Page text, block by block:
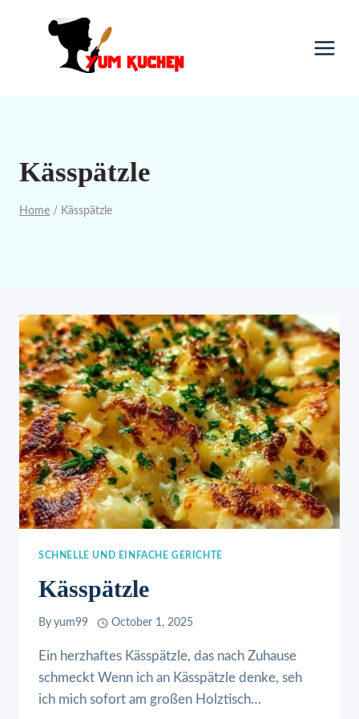
Kässpätzle
Home / Kässpätzle
SCHNELLE UND EINFACHE GERICHTE
Kässpätzle
By yum99 October 1, 2025
Ein herzhaftes Kässpätzle, das nach Zuhause
schmeckt Wenn ich an Kässpätzle denke, seh
ich mich sofort am großen Holztisch…